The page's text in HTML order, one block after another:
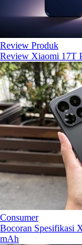
Review Produk
Review Xiaomi 17T
Consumer
Bocoran Spesifikasi
mAh